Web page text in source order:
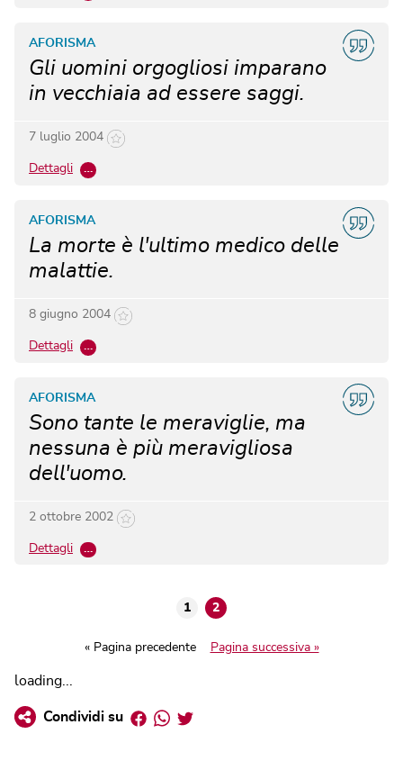
Gli uomini orgogliosi imparano
in vecchiaia ad essere saggi.
AFORISMA
7 luglio 2004
Dettagli …
La morte è l'ultimo medico delle
malattie.
AFORISMA
8 giugno 2004
Dettagli …
Sono tante le meraviglie, ma
nessuna è più meravigliosa
dell'uomo.
AFORISMA
2 ottobre 2002
Dettagli …
1 2
« Pagina precedente Pagina successiva »
loading...
Condividi su Facebook
Whatsapp
Twitter